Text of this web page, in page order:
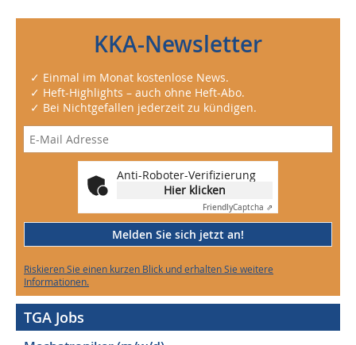
KKA-Newsletter
✓ Einmal im Monat kostenlose News.
✓ Heft-Highlights – auch ohne Heft-Abo.
✓ Bei Nichtgefallen jederzeit zu kündigen.
Anti-Roboter-Verifizierung
Hier klicken
FriendlyCaptcha ⇗
Melden Sie sich jetzt an!
Riskieren Sie einen kurzen Blick und erhalten Sie weitere
Informationen.
TGA Jobs